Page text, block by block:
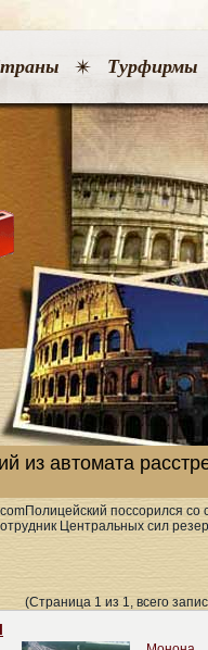
Турфирмы
из автомата
поссорился со
Центральных сил
(Страница 1 из 1, всего